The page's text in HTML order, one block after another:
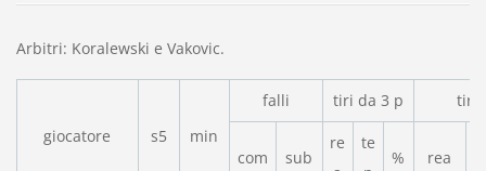
Arbitri: Koralewski e Vakovic.
giocatore s5 min
falli tiri da 3 p tiri
com sub
re
te
% rea